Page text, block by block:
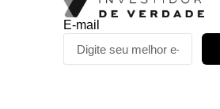
E-mail